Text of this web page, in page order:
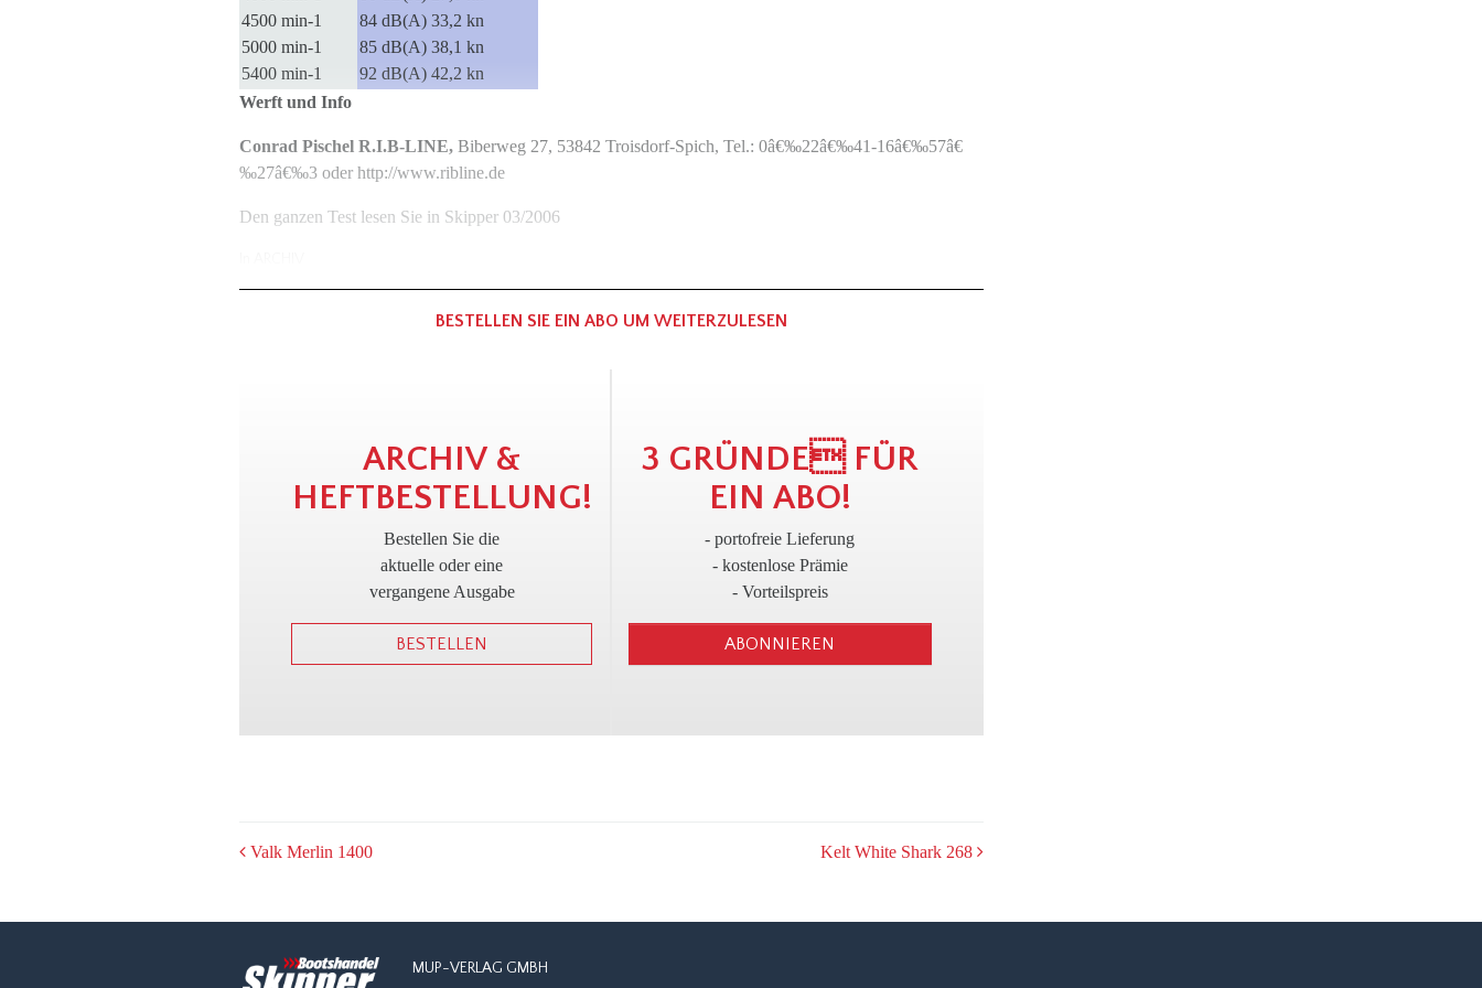
4500 min-1
5000 min-1
5400 min-1
84 dB(A) 33,2 kn
85 dB(A) 38,1 kn
92 dB(A) 42,2 kn
Werft und Info
Conrad Pischel R.I.B-LINE, Biberweg 27, 53842 Troisdorf-Spich, Tel.: 0â€‰22â€‰41-16â€‰57â€
‰27â€‰3 oder http://www.ribline.de
Den ganzen Test lesen Sie in Skipper 03/2006
BESTELLEN SIE EIN ABO UM WEITERZULESEN
!
ARCHIV &
HEFTBESTELLUNG!
Bestellen Sie die
aktuelle oder eine
vergangene Ausgabe
BESTELLEN 3
3 GRÜNDE FÜR
EIN ABO!
- portofreie Lieferung
- kostenlose Prämie
- Vorteilspreis
ABONNIEREN
POST
Valk Merlin 1400 Kelt White Shark 268
MUP-VERLAG GMBH